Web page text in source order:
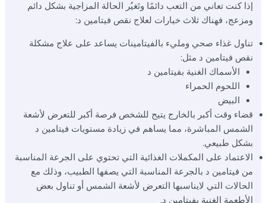
إذا كنت تعاني من التعب دائمًا وتَغيُر الحالة المزاجية بشكل دائم
ومزعج، فهناك ثلاث خيارات لعلاج نقص فيتامين د:
تناول غذاء صحي ومليء بالفيتامينات يساعد على علاج مشكلة
نقص فيتامين د مثل:
الأسماك الغنية بفيتامين د
اللحوم الحمراء
البيض
قضاء وقت أكبر بالخارج يتيح للشخص فرصة أكبر للتعرض لأشعة
الشمس المباشرة، مما يساهم في زيادة مستويات فيتامين د
بشكل طبيعي.
الاعتماد على المكملات الغذائية التي تحتوي على الجرعة المناسبة
من فيتامين د بالجرعة المناسبة التي يصفها الطبيب، وذلك مع
الحالات التي لايناسبها التعرض لأشعة الشمس أو تناول بعض
الأطعمة الغنية بفيتامين د.